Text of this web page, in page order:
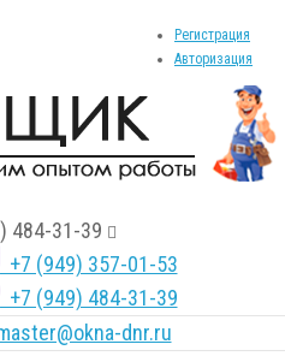
Регистрация
Авторизация
484-31-39
+7 (949) 357-01-53
+7 (949) 484-31-39
dnr.ru